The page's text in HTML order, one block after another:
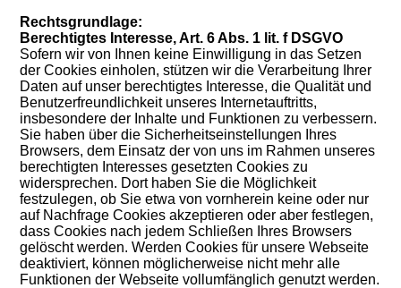
Rechtsgrundlage:
Berechtigtes Interesse, Art. 6 Abs. 1 lit. f DSGVO
Sofern wir von Ihnen keine Einwilligung in das Setzen
der Cookies einholen, stützen wir die Verarbeitung Ihrer
Daten auf unser berechtigtes Interesse, die Qualität und
Benutzerfreundlichkeit unseres Internetauftritts,
insbesondere der Inhalte und Funktionen zu verbessern.
Sie haben über die Sicherheitseinstellungen Ihres
Browsers, dem Einsatz der von uns im Rahmen unseres
berechtigten Interesses gesetzten Cookies zu
widersprechen. Dort haben Sie die Möglichkeit
festzulegen, ob Sie etwa von vornherein keine oder nur
auf Nachfrage Cookies akzeptieren oder aber festlegen,
dass Cookies nach jedem Schließen Ihres Browsers
gelöscht werden. Werden Cookies für unsere Webseite
deaktiviert, können möglicherweise nicht mehr alle
Funktionen der Webseite vollumfänglich genutzt werden.